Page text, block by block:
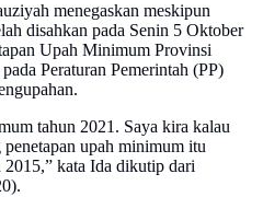
menegaskan meskipun
disahkan pada Senin 5 Oktober
Upah Minimum Provinsi
Peraturan Pemerintah (PP)
tahun 2021. Saya kira kalau
upah minimum itu
2015,” kata Ida dikutip dari